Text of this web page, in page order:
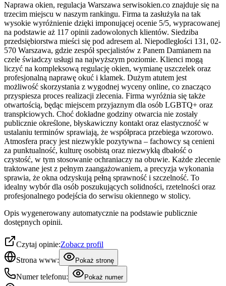
Naprawa okien, regulacja Warszawa serwisokien.co znajduje się na
trzecim miejscu w naszym rankingu. Firma ta zasłużyła na tak
wysokie wyróżnienie dzięki imponującej ocenie 5/5, wypracowanej
na podstawie aż 117 opinii zadowolonych klientów. Siedziba
przedsiębiorstwa mieści się pod adresem al. Niepodległości 131, 02-
570 Warszawa, gdzie zespół specjalistów z Panem Damianem na
czele świadczy usługi na najwyższym poziomie. Klienci mogą
liczyć na kompleksową regulację okien, wymianę uszczelek oraz
profesjonalną naprawę okuć i klamek. Dużym atutem jest
możliwość skorzystania z wygodnej wyceny online, co znacząco
przyspiesza proces realizacji zlecenia. Firma wyróżnia się także
otwartością, będąc miejscem przyjaznym dla osób LGBTQ+ oraz
transpłciowych. Choć dokładne godziny otwarcia nie zostały
publicznie określone, błyskawiczny kontakt oraz elastyczność w
ustalaniu terminów sprawiają, że współpraca przebiega wzorowo.
Atmosfera pracy jest niezwykle pozytywna – fachowcy są cenieni
za punktualność, kulturę osobistą oraz niezwykłą dbałość o
czystość, w tym stosowanie ochraniaczy na obuwie. Każde zlecenie
traktowane jest z pełnym zaangażowaniem, a precyzja wykonania
sprawia, że okna odzyskują pełną sprawność i szczelność. To
idealny wybór dla osób poszukujących solidności, rzetelności oraz
profesjonalnego podejścia do serwisu okiennego w stolicy.
Opis wygenerowany automatycznie na podstawie publicznie
dostępnych opinii.
Czytaj opinie:Zobacz profil
Strona www:
Pokaż stronę
Numer telefonu: Pokaż numer